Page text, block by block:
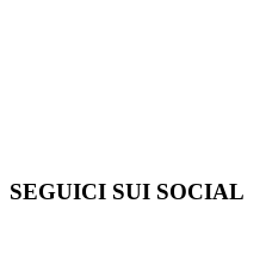
SEGUICI SUI SOCIAL